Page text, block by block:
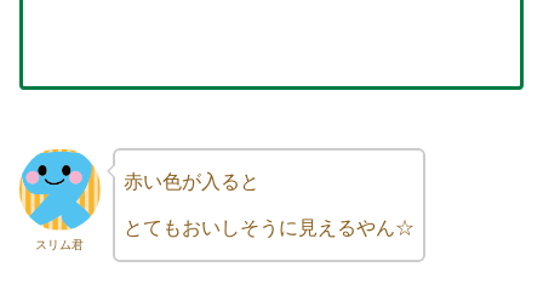
スリム君
赤い色が入ると
とてもおいしそうに見えるやん☆